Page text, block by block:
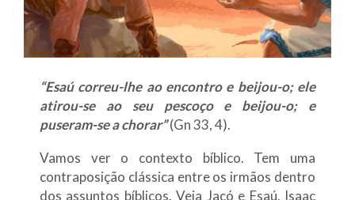
“Esaú correu-lhe ao encontro e beijou-o; ele
atirou-se ao seu pescoço e beijou-o; e
puseram-se a chorar”(Gn 33, 4).
Vamos ver o contexto bíblico. Tem uma
contraposição clássica entre os irmãos dentro
dos assuntos bíblicos. Veja Jacó e Esaú. Isaac